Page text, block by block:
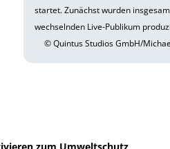
startet. Zunächst wurden
wechselnden Live-Publikum
© Quintus Studios GmbH/